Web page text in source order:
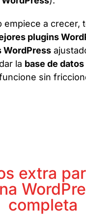
empiece a crecer,
plugins
WordPress
la base de
sin
extra
completa